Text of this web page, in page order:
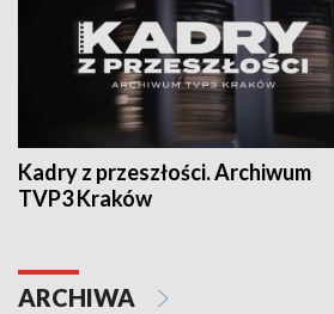
Kadry z przeszłości. Archiwum
TVP3 Kraków
ARCHIWA